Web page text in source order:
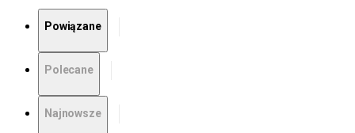
Powiązane
Polecane
Najnowsze